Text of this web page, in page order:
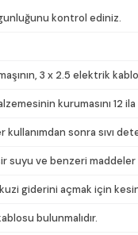
kontrol ediniz.
3 x 2.5 elektrik
kurumasını 12
sonra sıvı
suyu ve benzeri
giderini açmak için
bulunmalıdır.